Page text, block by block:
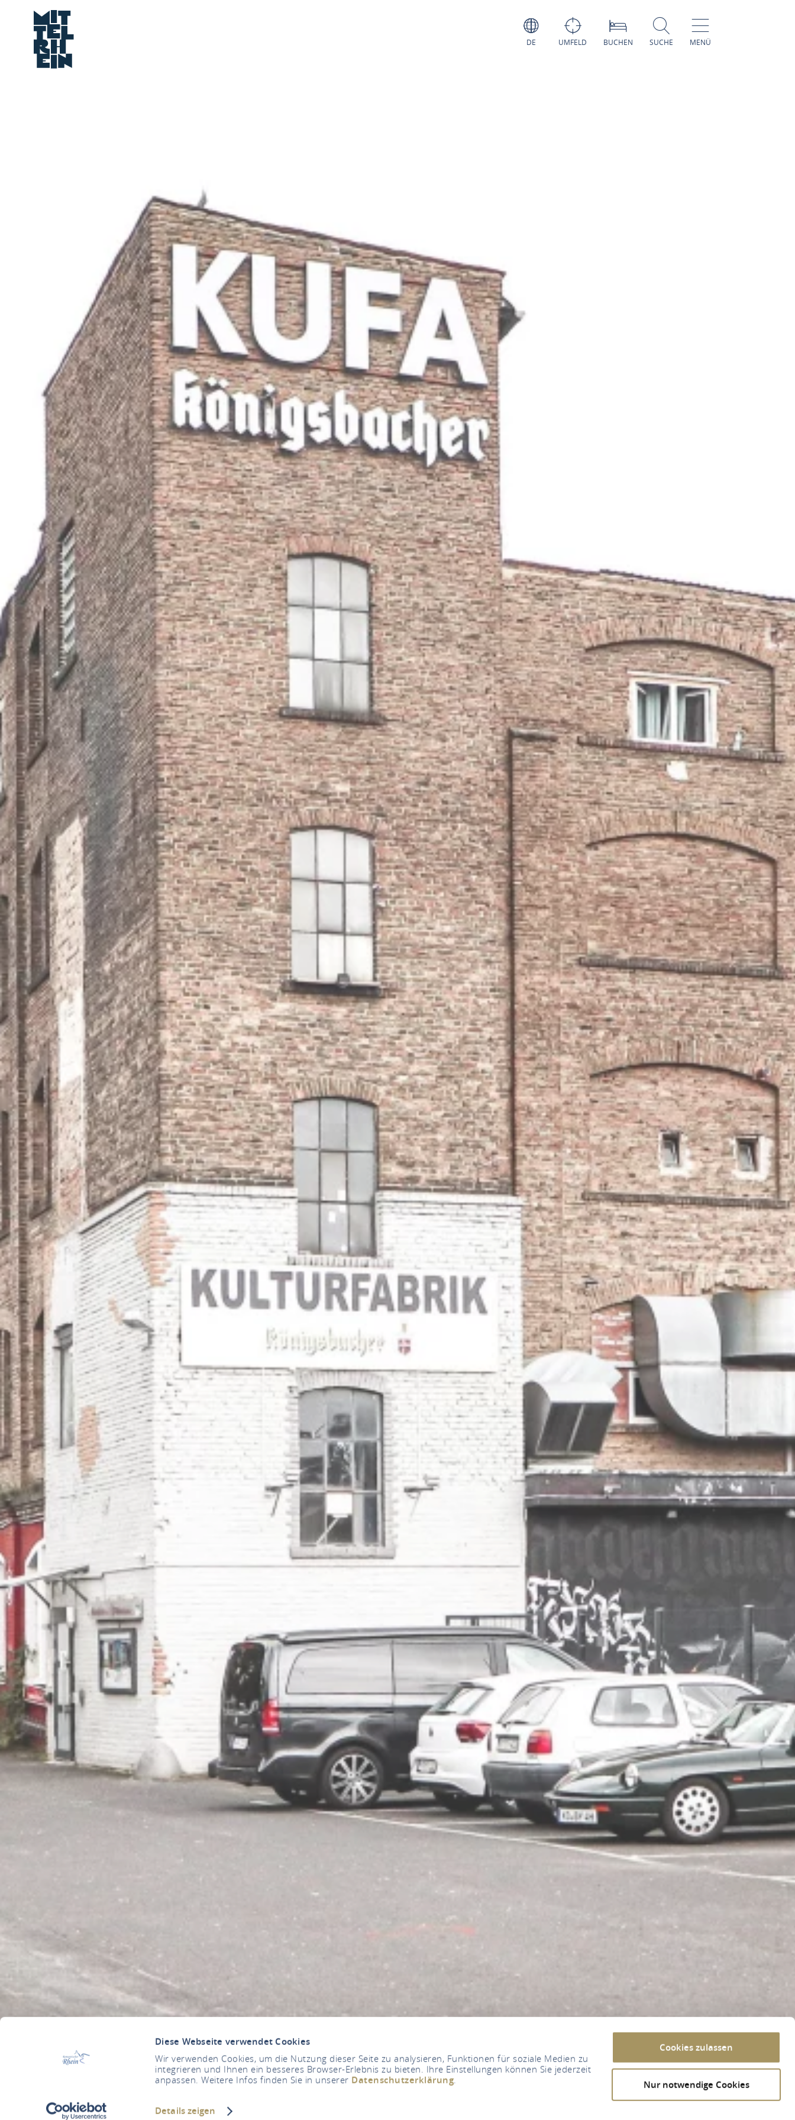
Diese Webseite verwendet Cookies
Wir verwenden Cookies, um die Nutzung dieser Seite zu analysieren, Funktionen für soziale Medien zu
integrieren und Ihnen ein besseres Browser-Erlebnis zu bieten. Ihre Einstellungen können Sie jederzeit
anpassen. Weitere Infos finden Sie in unserer Datenschutzerklärung.
Details zeigen
Cookies zulassen
Nur notwendige Cookies
DE UMFELD BUCHEN SUCHE MENÜ